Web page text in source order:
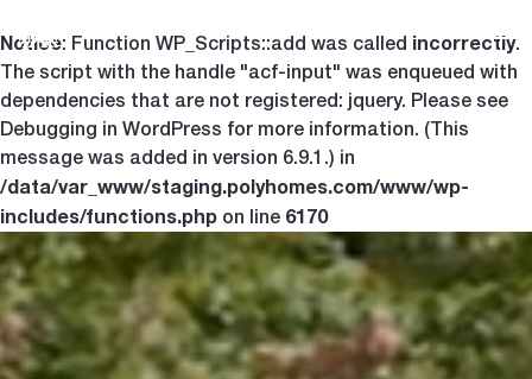
Notice: Function WP_Scripts::add was called incorrectly.
The script with the handle "acf-input" was enqueued with
dependencies that are not registered: jquery. Please see
Debugging in WordPress for more information. (This
message was added in version 6.9.1.) in
/data/var_www/staging.polyhomes.com/www/wp-
includes/functions.php on line 6170